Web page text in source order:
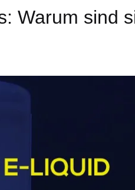
Warum sind